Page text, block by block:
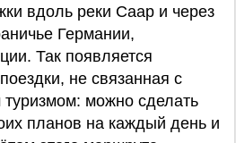
вдоль реки Саар и через
Германии,
Так появляется
не связанная с
можно сделать
планов на каждый день и